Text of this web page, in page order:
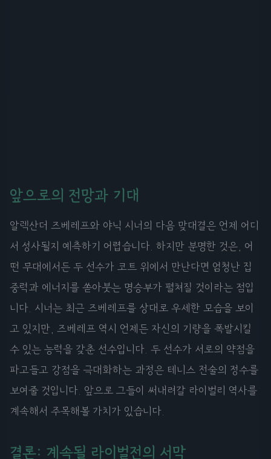
앞으로의 전망과 기대
알렉산더 즈베레프와 야닉 시너의 다음 맞대결은 언제 어디
서 성사될지 예측하기 어렵습니다. 하지만 분명한 것은, 어
떤 무대에서든 두 선수가 코트 위에서 만난다면 엄청난 집
중력과 에너지를 쏟아붓는 명승부가 펼쳐질 것이라는 점입
니다. 시너는 최근 즈베레프를 상대로 우세한 모습을 보이
고 있지만, 즈베레프 역시 언제든 자신의 기량을 폭발시킬
수 있는 능력을 갖춘 선수입니다. 두 선수가 서로의 약점을
파고들고 강점을 극대화하는 과정은 테니스 전술의 정수를
보여줄 것입니다. 앞으로 그들이 써내려갈 라이벌리 역사를
계속해서 주목해볼 가치가 있습니다.
결론: 계속될 라이벌전의 서막